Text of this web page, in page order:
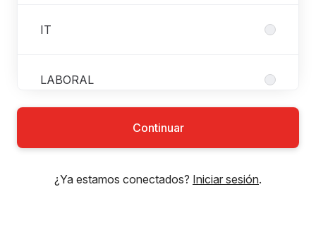
IT
LABORAL
MARKETING Y COMUNICACIONES
Continuar
¿Ya estamos conectados? Iniciar sesión.